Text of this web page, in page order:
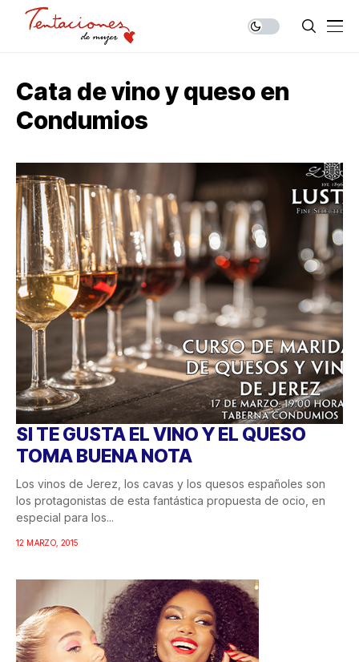
Cata de vino y queso en
Condumios
SI TE GUSTA EL VINO Y EL QUESO
TOMA BUENA NOTA
Los vinos de Jerez, los cavas y los quesos españoles son
los protagonistas de esta fantástica propuesta de ocio, en
especial para los...
12 MARZO, 2015